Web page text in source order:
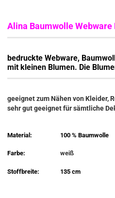
Alina Baumwolle
bedruckte Webware,
mit kleinen Blumen. Die
geeignet zum Nähen von Kleider,
sehr gut geeignet für sämtliche
Material: 100 % Baumwolle
Farbe: weiß
Stoffbreite: 135 cm